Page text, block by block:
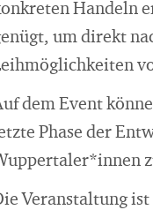
Handeln
um direkt
dem Event
Phase der
Veranstaltung